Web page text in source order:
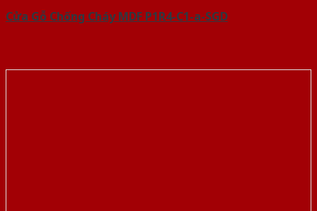
Cửa Gỗ Chống Cháy MDF P1R4-C1-a-SGD